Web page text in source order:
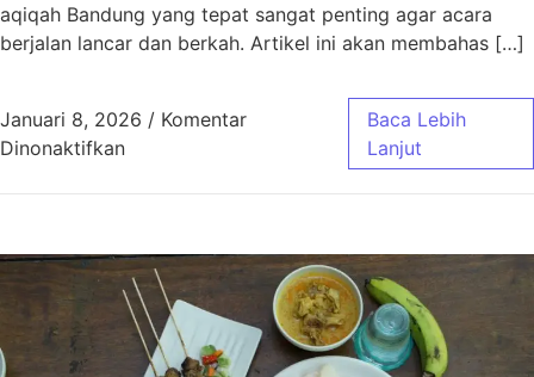
aqiqah Bandung yang tepat sangat penting agar acara
berjalan lancar dan berkah. Artikel ini akan membahas […]
Januari 8, 2026 / Komentar
Dinonaktifkanpada Aqiqah Bandung Paket Murah Jawa
Baca Lebih
Lanjut